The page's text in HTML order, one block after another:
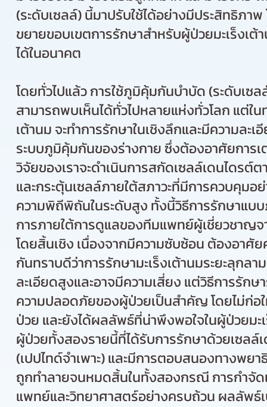
(ระดับเซลล์) นี้มาปรับใช้ได้อย่างมีประสิทธิภา
ขยายขอบเขตการรักษาสำหรับผู้ป่วยมะเร็งเต้
ได้ในอนาคต
โดยทั่วไปแล้ว การใช้ภูมิคุ้มกันบำบัด (ระดับเซ
สามารถพบเห็นได้ทั่วไปหลายแห่งทั่วโลก แต่
เต้านม จะทำการรักษาในเชิงลึกและมีความละ
ระบบภูมิคุ้มกันของร่างกาย ซึ่งต้องอาศัยการ
วิจัยของเราจะดำเนินการสกัดเซลล์เดนไดรต์
และกระตุ้นเซลล์ภายใต้สภาวะที่มีการควบคุม
ความพิถีพิถันในระดับสูง ทั้งนี้วิธีการรักษาแบ
การภายใต้การดูแลของทีมแพทย์ผู้เชี่ยวชาญจ
โดยสิ้นเชิง เนื่องจากมีความซับซ้อน ต้องอาศั
กันทราบดีว่าการรักษามะเร็งเต้านมระยะลุก
ละเอียดสูงและอาจมีความเสี่ยง แต่วิธีการรัก
ความปลอดภัยของผู้ป่วยเป็นสำคัญ โดยไม่ก่อ
ป่วย และยังได้ผลลัพธ์ที่น่าพึงพอใจในผู้ป่วยมะ
ผู้ป่วยทั้งสองรายนี้ที่ได้รับการรักษาด้วยเซล
(เปปไทด์จำเพาะ) และมีการตอบสนองทางพ
ถูกทำลายจนหมดสิ้นในทั้งสองกรณี การกำจั
แพทย์และวิทยาศาสตร์อย่างครบถ้วน ผลลัพธ์